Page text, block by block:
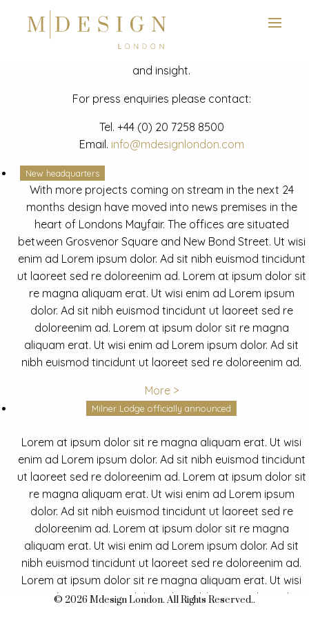
News
Latest mdesign development project and advisory news
and insight.
For press enquiries please contact:
Tel. +44 (0) 20 7258 8500
Email. info@mdesignlondon.com
New headquarters
With more projects coming on stream in the next 24
months design have moved into news premises in the
heart of Londons Mayfair. The offices are situated
between Grosvenor Square and New Bond Street. Ut wisi
enim ad Lorem ipsum dolor. Ad sit nibh euismod tincidunt
ut laoreet sed re doloreenim ad. Lorem at ipsum dolor sit
re magna aliquam erat. Ut wisi enim ad Lorem ipsum
dolor. Ad sit nibh euismod tincidunt ut laoreet sed re
doloreenim ad. Lorem at ipsum dolor sit re magna
aliquam erat. Ut wisi enim ad Lorem ipsum dolor. Ad sit
nibh euismod tincidunt ut laoreet sed re doloreenim ad.
More >
Milner Lodge officially announced
Lorem at ipsum dolor sit re magna aliquam erat. Ut wisi
enim ad Lorem ipsum dolor. Ad sit nibh euismod tincidunt
ut laoreet sed re doloreenim ad. Lorem at ipsum dolor sit
re magna aliquam erat. Ut wisi enim ad Lorem ipsum
dolor. Ad sit nibh euismod tincidunt ut laoreet sed re
doloreenim ad. Lorem at ipsum dolor sit re magna
aliquam erat. Ut wisi enim ad Lorem ipsum dolor. Ad sit
nibh euismod tincidunt ut laoreet sed re doloreenim ad.
Lorem at ipsum dolor sit re magna aliquam erat. Ut wisi
enim ad Lorem ipsum dolor. Ad sit nibh euismod tincidunt
© 2026 Mdesign London. All Rights Reserved..